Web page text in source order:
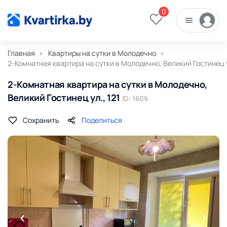
0
Главная
Квартиры на сутки в Молодечно
2-Комнатная квартира на сутки в Молодечно, Великий Гостинец
2-Комнатная квартира на сутки в Молодечно,
Великий Гостинец ул., 121 ID: 1606
Сохранить Поделиться